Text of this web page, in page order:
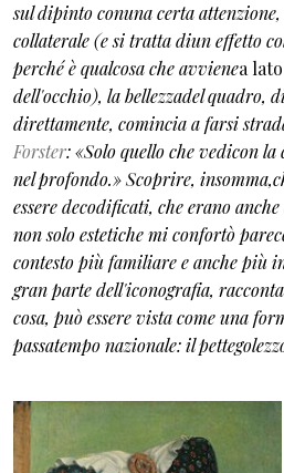
sul dipinto conuna certa
collaterale (e si tratta diun effetto
perché è qualcosa che avvienea lato
dell'occhio), la bellezzadel quadro,
direttamente, comincia a farsi
Forster: «Solo quello che vedicon
nel profondo.» Scoprire,
essere decodificati, che erano
non solo estetiche mi confortò
contesto più familiare e anche più
gran parte dell'iconografia,
cosa, può essere vista come una
passatempo nazionale: il